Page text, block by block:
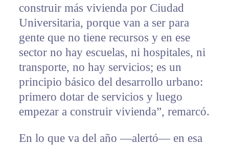
construir más vivienda por Ciudad
Universitaria, porque van a ser para
gente que no tiene recursos y en ese
sector no hay escuelas, ni hospitales, ni
transporte, no hay servicios; es un
principio básico del desarrollo urbano:
primero dotar de servicios y luego
empezar a construir vivienda”, remarcó.
En lo que va del año —alertó— en esa